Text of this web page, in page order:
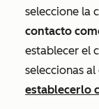
seleccione la
contacto
establecer el
seleccionas
establecerlo